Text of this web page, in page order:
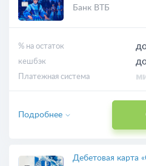
Банк ВТБ
% на остаток
кешбэк
Платежная система
Подробнее
Дебетовая карта